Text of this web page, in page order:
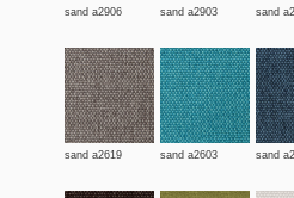
sand a2906 sand a2903 sand
sand a2619 sand a2603 sand